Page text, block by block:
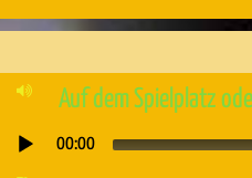
Auf dem Spielplatz
Audio-
00:00